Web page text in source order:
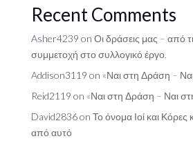
Recent Comments
Asher4239 on Οι δράσεις μας – από
συμμετοχή στο συλλογικό έργο.
Addison3119 on «Ναι στη Δράση –
Reid2119 on «Ναι στη Δράση – Ναι
David2836on Το όνομα Ιοί και Κόρες
από αυτό